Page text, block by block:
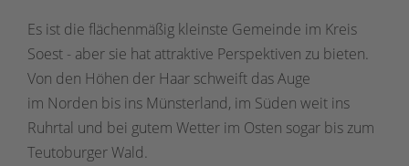
Es ist die flächenmäßig kleinste Gemeinde im Kreis
Soest - aber sie hat attraktive Perspektiven zu bieten.
Von den Höhen der Haar schweift das Auge
im Norden bis ins Münsterland, im Süden weit ins
Ruhrtal und bei gutem Wetter im Osten sogar bis zum
Teutoburger Wald.